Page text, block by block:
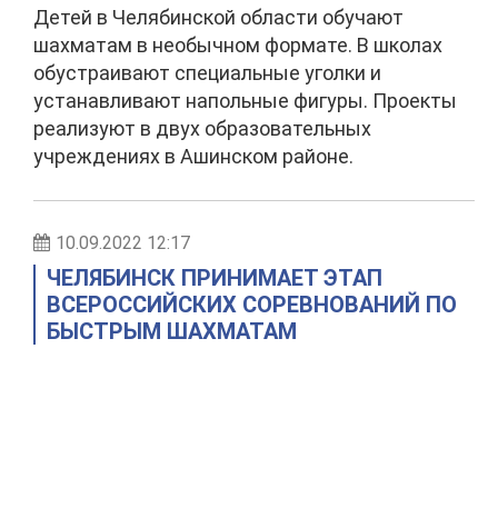
Детей в Челябинской области обучают
шахматам в необычном формате. В школах
обустраивают специальные уголки и
устанавливают напольные фигуры. Проекты
реализуют в двух образовательных
учреждениях в Ашинском районе.
10.09.2022 12:17
ЧЕЛЯБИНСК ПРИНИМАЕТ ЭТАП
ВСЕРОССИЙСКИХ СОРЕВНОВАНИЙ ПО
БЫСТРЫМ ШАХМАТАМ